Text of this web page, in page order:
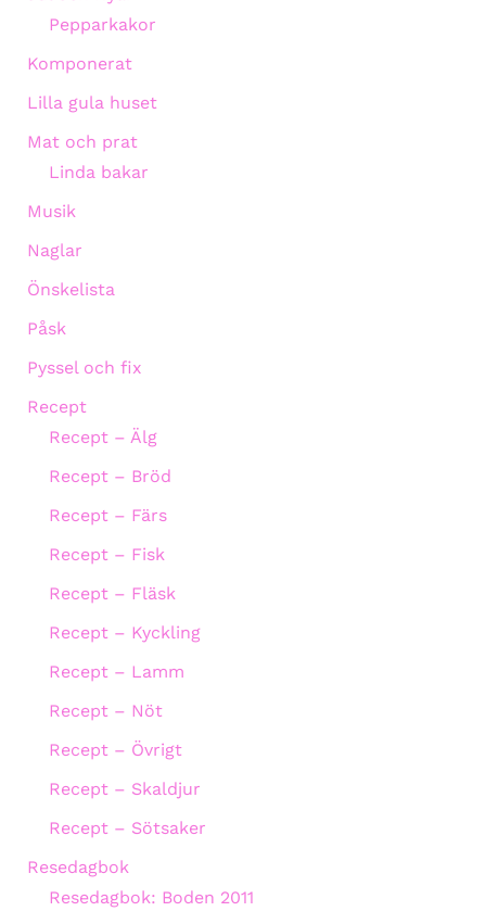
Pepparkakor
Komponerat
Lilla gula huset
Mat och prat
Linda bakar
Musik
Naglar
Önskelista
Påsk
Pyssel och fix
Recept
Recept – Älg
Recept – Bröd
Recept – Färs
Recept – Fisk
Recept – Fläsk
Recept – Kyckling
Recept – Lamm
Recept – Nöt
Recept – Övrigt
Recept – Skaldjur
Recept – Sötsaker
Resedagbok
Resedagbok: Boden 2011